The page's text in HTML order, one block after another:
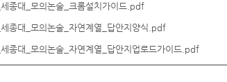
종대_모의논술_크롬설치가이드.pdf
종대_모의논술_자연계열_답안지양식.pdf
종대_모의논술_자연계열_답안지업로드가이드.pdf